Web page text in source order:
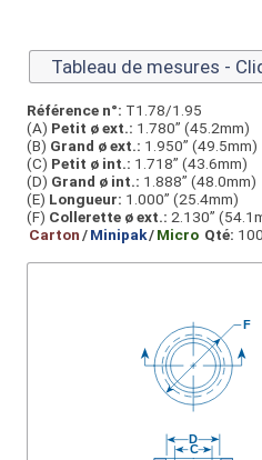
Tableau de mesures -
Référence n°: T1.78/1.95
(A) Petit ø ext.: 1.780” (45.2mm)
(B) Grand ø ext.: 1.950” (49.5mm)
(C) Petit ø int.: 1.718” (43.6mm)
(D) Grand ø int.: 1.888” (48.0mm)
(E) Longueur: 1.000” (25.4mm)
(F) Collerette ø ext.: 2.130”
Carton/Minipak/Micro Qté: